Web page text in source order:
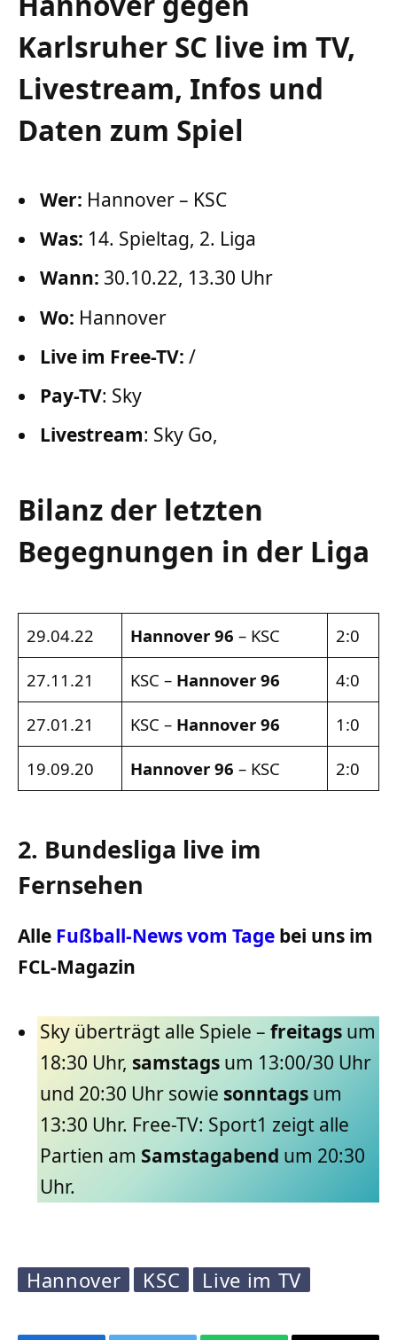
Karlsruher SC live im TV,
Livestream, Infos und
Daten zum Spiel
Wer: Hannover – KSC
Was: 14. Spieltag, 2. Liga
Wann: 30.10.22, 13.30 Uhr
Wo: Hannover
Live im Free-TV: /
Pay-TV: Sky
Livestream: Sky Go,
Bilanz der letzten
Begegnungen in der Liga
29.04.22 Hannover 96 – KSC
2:0
27.11.21
KSC – Hannover 96
4:0
27.01.21
KSC – Hannover 96
1:0
19.09.20
Hannover 96 – KSC 2:0
2. Bundesliga live im
Fernsehen
Alle Fußball-News vom Tage bei uns im
FCL-Magazin
Sky überträgt alle Spiele – freitags um
18:30 Uhr, samstags um 13:00/30 Uhr
und 20:30 Uhr sowie sonntags um
13:30 Uhr. Free-TV: Sport1 zeigt alle
Partien am Samstagabend um 20:30
Uhr.
Hannover KSC Live im TV